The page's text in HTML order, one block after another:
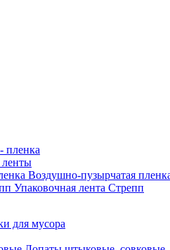
пленка
Воздушно-пузырчатая
Упаковочная лента Стрепп
для мусора